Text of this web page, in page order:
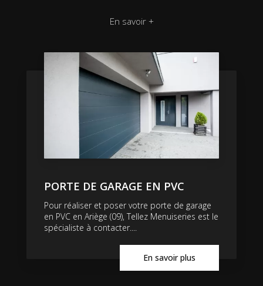
En savoir +
PORTE DE GARAGE EN PVC
Pour réaliser et poser votre porte de garage
en PVC en Ariège (09), Tellez Menuiseries est le
spécialiste à contacter....
En savoir plus